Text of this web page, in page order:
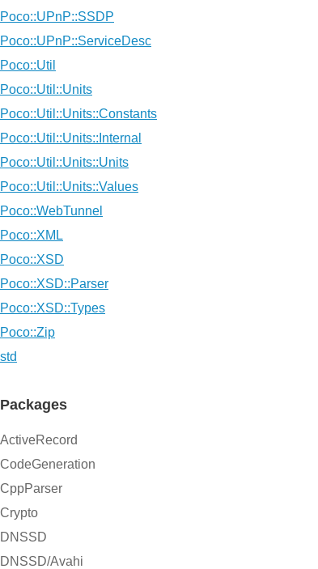
Poco::UPnP::SSDP
Poco::UPnP::ServiceDesc
Poco::Util
Poco::Util::Units
Poco::Util::Units::Constants
Poco::Util::Units::Internal
Poco::Util::Units::Units
Poco::Util::Units::Values
Poco::WebTunnel
Poco::XML
Poco::XSD
Poco::XSD::Parser
Poco::XSD::Types
Poco::Zip
std
Packages
ActiveRecord
CodeGeneration
CppParser
Crypto
DNSSD
DNSSD/Avahi